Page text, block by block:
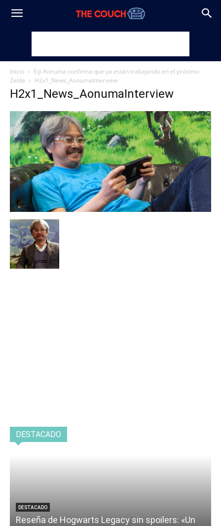
Inicio
Eiji Aonuma confirma que ya están trabajando en el próximo
Zelda
H2x1_News_AonumaInterview
H2x1_News_AonumaInterview
DESTACADO
DESTACADO
Reseña de Hogwarts Legacy sin spoilers: «Un